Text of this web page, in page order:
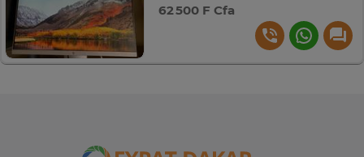
62 500 F Cfa